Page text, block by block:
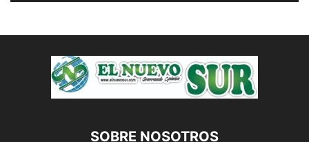
SOBRE NOSOTROS